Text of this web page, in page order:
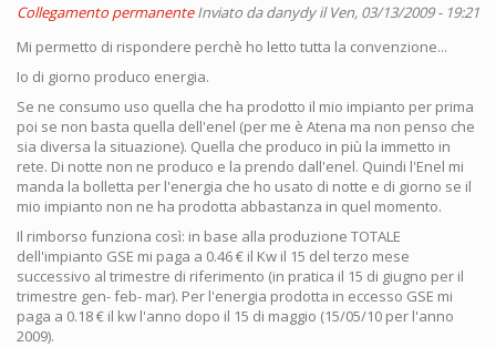
Collegamento permanente Inviato dadanydyil Ven, 03/13/2009 - 19:21
Mi permetto di rispondere perchè ho letto tutta la convenzione...
Io di giorno produco energia.
Se ne consumo uso quella che ha prodotto il mio impianto per prima
poi se non basta quella dell'enel (per me è Atena ma non penso che
sia diversa la situazione). Quella che produco in più la immetto in
rete. Di notte non ne produco e la prendo dall'enel. Quindi l'Enel mi
manda la bolletta per l'energia che ho usato di notte e di giorno se il
mio impianto non ne ha prodotta abbastanza in quel momento.
Il rimborso funziona così: in base alla produzione TOTALE
dell'impianto GSE mi paga a 0.46 € il Kw il 15 del terzo mese
successivo al trimestre di riferimento (in pratica il 15 di giugno per il
trimestre gen- feb- mar). Per l'energia prodotta in eccesso GSE mi
paga a 0.18 € il kw l'anno dopo il 15 di maggio (15/05/10 per l'anno
2009).